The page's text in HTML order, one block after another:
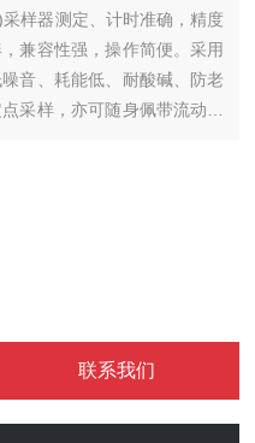
样器测定、计时准确，精度
兼容性强，操作简便。采用
音、耗能低、耐酸碱、防老
采样，亦可随身佩带流动采
联系我们